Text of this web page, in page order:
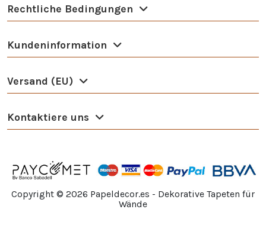
Rechtliche Bedingungen
Kundeninformation
Versand (EU)
Kontaktiere uns
Copyright © 2026 Papeldecor.es - Dekorative Tapeten für
Wände